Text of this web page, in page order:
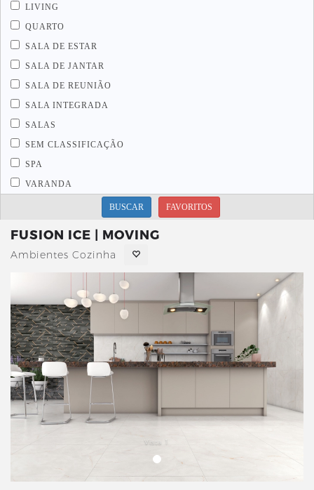
LIVING
QUARTO
SALA DE ESTAR
SALA DE JANTAR
SALA DE REUNIÃO
SALA INTEGRADA
SALAS
SEM CLASSIFICAÇÃO
SPA
VARANDA
BUSCAR FAVORITOS
FUSION ICE | MOVING
Ambientes Cozinha
Vista 1